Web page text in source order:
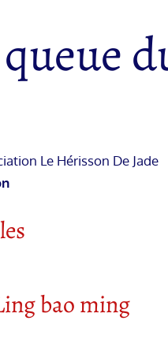
Le Hérisson De Jade
bao ming